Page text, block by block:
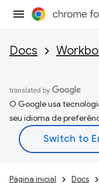
Docs
O Google usa
seu idioma de
Página inicial Docs